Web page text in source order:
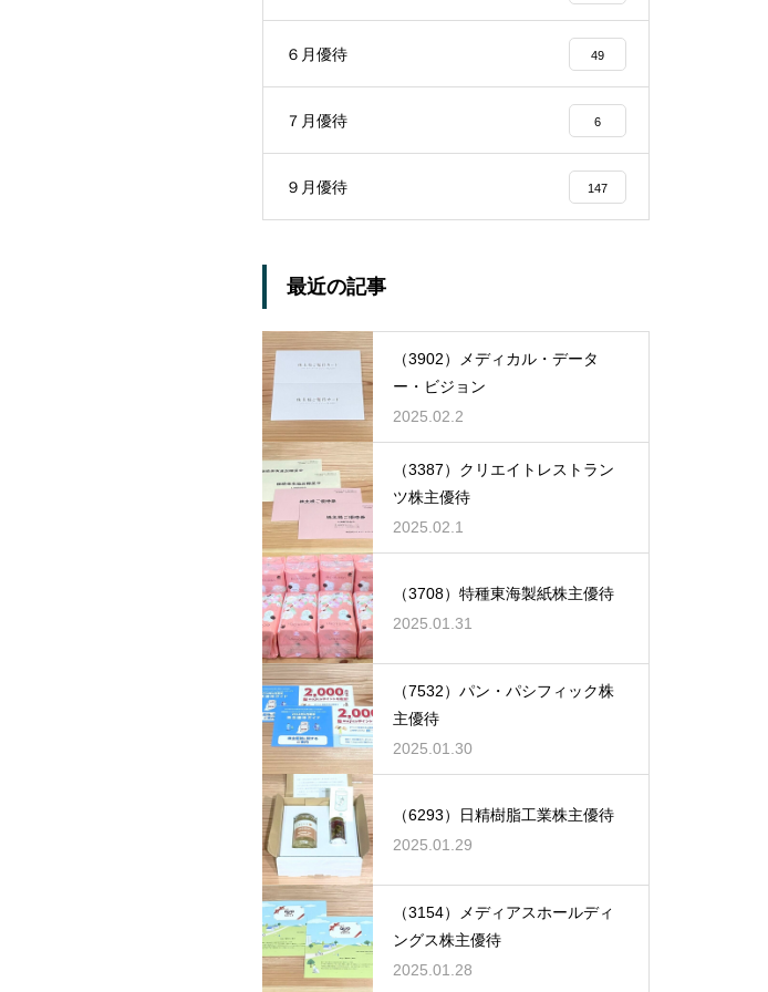
６月優待 49
７月優待 6
９月優待 147
最近の記事
（3902）メディカル・データ
ー・ビジョン
2025.02.2
（3387）クリエイトレストラン
ツ株主優待
2025.02.1
（3708）特種東海製紙株主優待
2025.01.31
（7532）パン・パシフィック株
主優待
2025.01.30
（6293）日精樹脂工業株主優待
2025.01.29
（3154）メディアスホールディ
ングス株主優待
2025.01.28